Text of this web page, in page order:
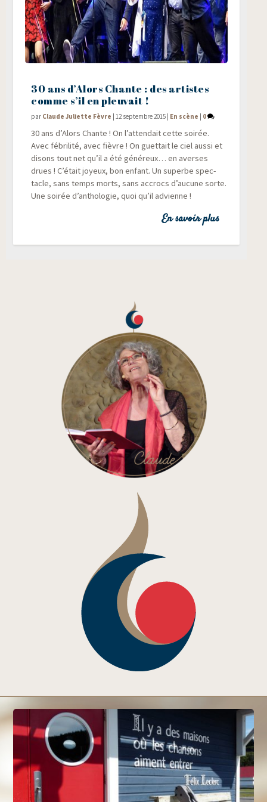
30 ans d’Alors Chante : des artistes
comme s’il en pleuvait !
par Claude Juliette Fèvre | 12 septembre 2015 | En scène | 0
30 ans d’A­lors Chante ! On l’attendait cette soi­rée.
Avec fébri­li­té, avec fièvre ! On guet­tait le ciel aus­si et
disons tout net qu’il a été géné­reux… en averses
drues ! C’était joyeux, bon enfant. Un superbe spec­
tacle, sans temps morts, sans accrocs d’aucune sorte.
Une soi­rée d’anthologie, quoi qu’il advienne !
En savoir plus